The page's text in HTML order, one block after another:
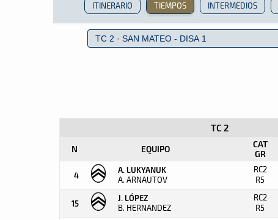
Revista del motor desde 1999
ITINERARIO TIEMPOS INTERMEDIOS
TC 2
N EQUIPO
CAT
GR
4
A. LUKYANUK
A. ARNAUTOV
RC2
R5
15
J. LÓPEZ
B. HERNANDEZ
RC2
R5